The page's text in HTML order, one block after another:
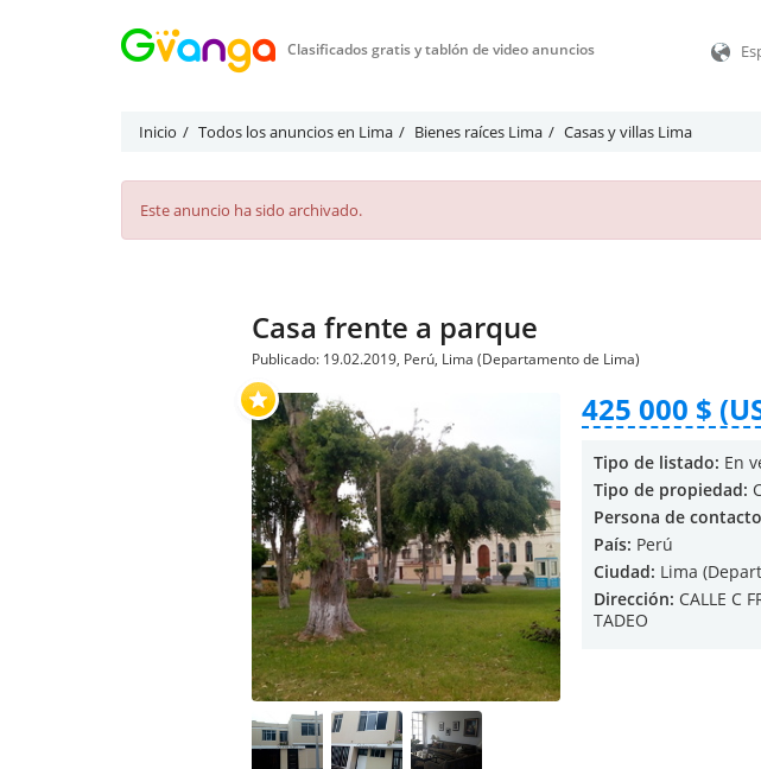
Clasificados gratis y tablón de video anuncios
Inicio Todos los anuncios en Lima Bienes raíces Lima Casas y villas Lima
Este anuncio ha sido archivado.
Casa frente a parque
Publicado: 19.02.2019, Perú, Lima (Departamento de Lima)
425 000 $
Tipo de listado: En
Tipo de propiedad:
Persona de
País: Perú
Ciudad: Lima
Dirección: CALLE C
TADEO